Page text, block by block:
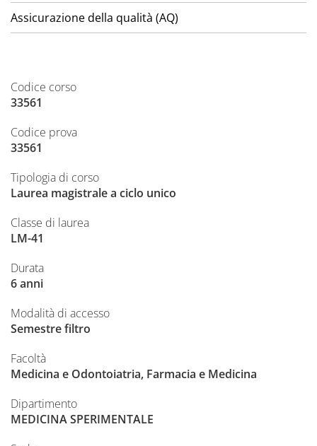
Assicurazione della qualità (AQ)
Codice corso
33561
Codice prova
33561
Tipologia di corso
Laurea magistrale a ciclo unico
Classe di laurea
LM-41
Durata
6 anni
Modalità di accesso
Semestre filtro
Facoltà
Medicina e Odontoiatria, Farmacia e Medicina
Dipartimento
MEDICINA SPERIMENTALE